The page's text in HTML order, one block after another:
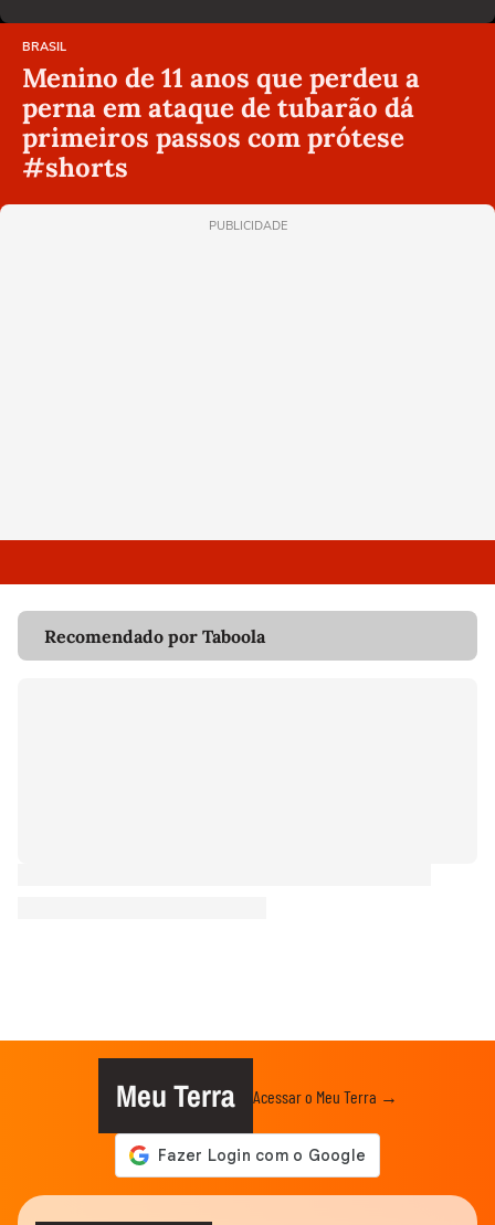
BRASIL
Menino de 11 anos que perdeu a
perna em ataque de tubarão dá
primeiros passos com prótese
#shorts
PUBLICIDADE
Recomendado por Taboola
Meu Terra Acessar o Meu Terra →